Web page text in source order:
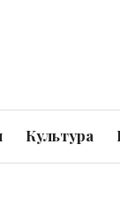
Культура